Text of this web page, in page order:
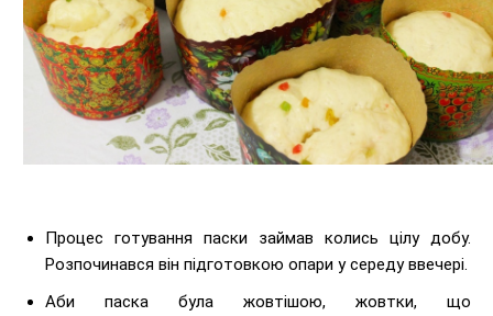
Процес готування паски займав колись цілу добу.
Розпочинався він підготовкою опари у середу ввечері.
Аби паска була жовтішою, жовтки, що